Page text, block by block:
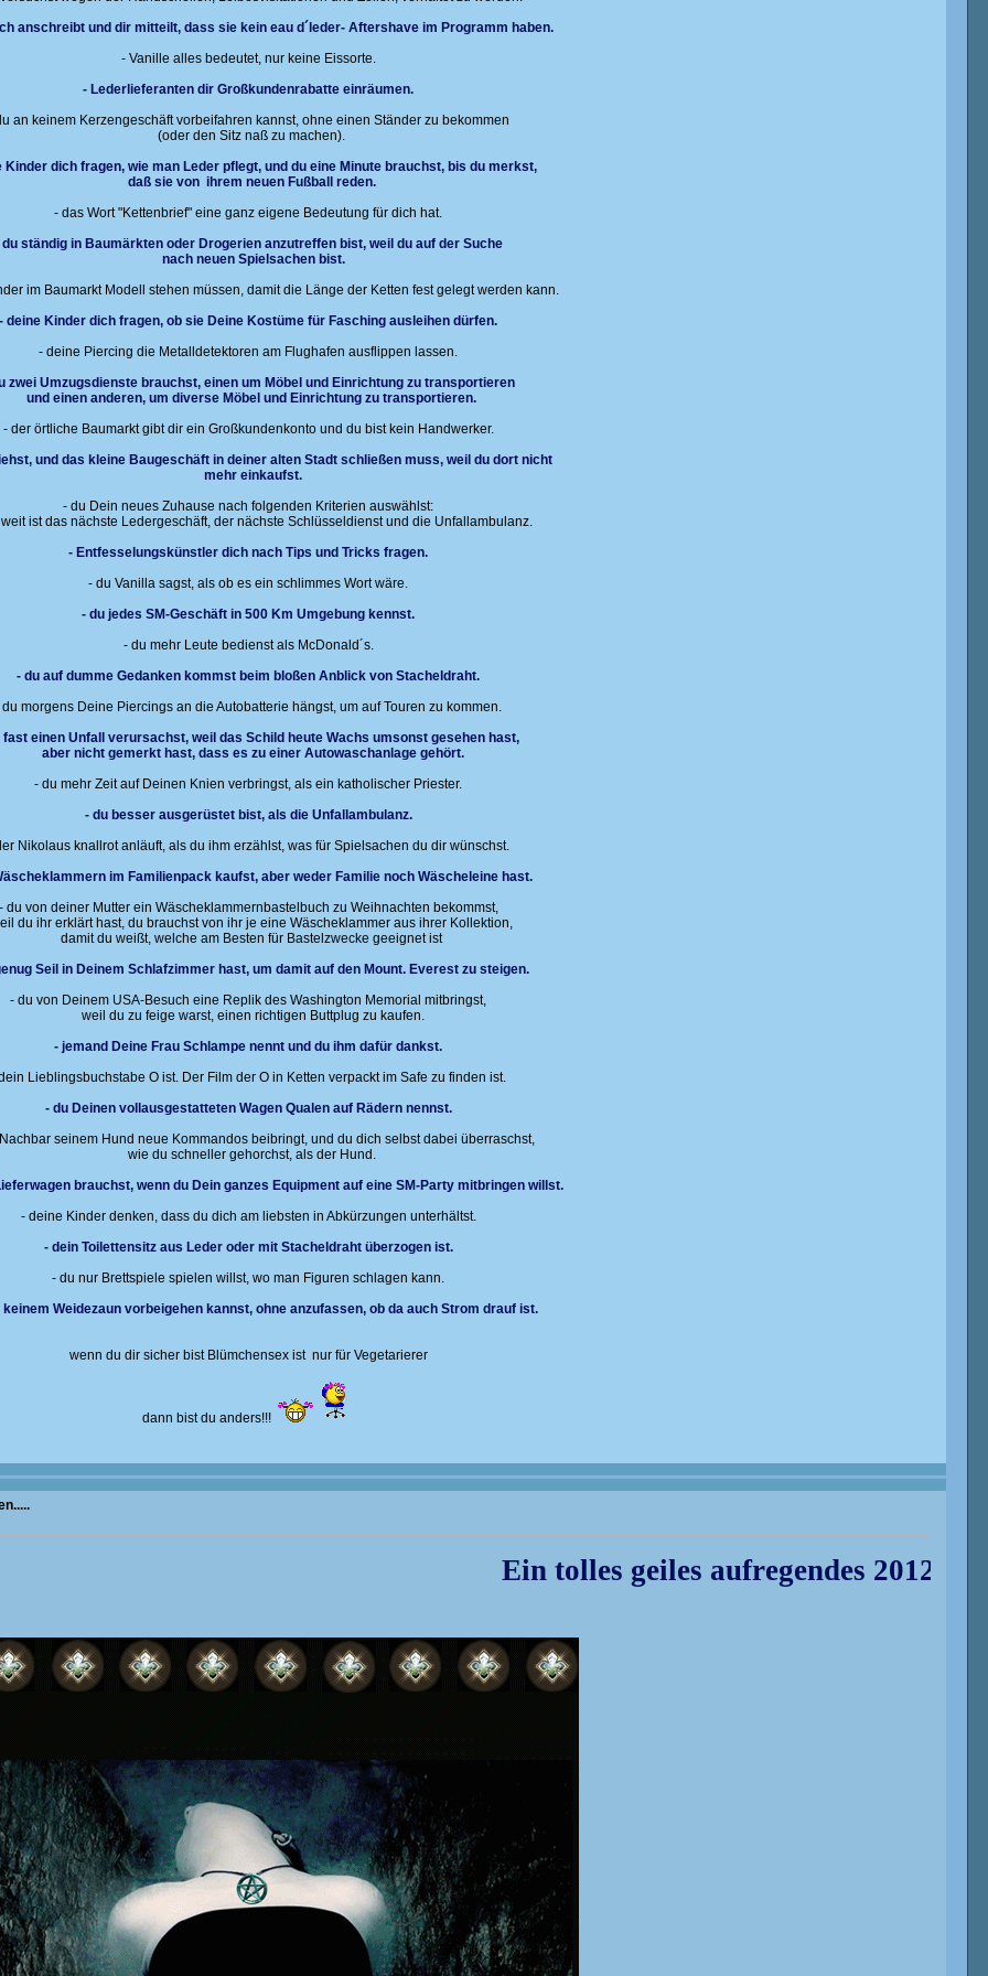
anschreibt und dir mitteilt, dass sie kein eau d´leder- Aftershave im Programm haben.
- Vanille alles bedeutet, nur keine Eissorte.
- Lederlieferanten dir Großkundenrabatte einräumen.
an keinem Kerzengeschäft vorbeifahren kannst, ohne einen Ständer zu bekommen
(oder den Sitz naß zu machen).
Kinder dich fragen, wie man Leder pflegt, und du eine Minute brauchst, bis du merkst,
daß sie von ihrem neuen Fußball reden.
- das Wort "Kettenbrief" eine ganz eigene Bedeutung für dich hat.
du ständig in Baumärkten oder Drogerien anzutreffen bist, weil du auf der Suche
nach neuen Spielsachen bist.
im Baumarkt Modell stehen müssen, damit die Länge der Ketten fest gelegt werden kann.
- deine Kinder dich fragen, ob sie Deine Kostüme für Fasching ausleihen dürfen.
- deine Piercing die Metalldetektoren am Flughafen ausflippen lassen.
zwei Umzugsdienste brauchst, einen um Möbel und Einrichtung zu transportieren
und einen anderen, um diverse Möbel und Einrichtung zu transportieren.
- der örtliche Baumarkt gibt dir ein Großkundenkonto und du bist kein Handwerker.
und das kleine Baugeschäft in deiner alten Stadt schließen muss, weil du dort nicht
mehr einkaufst.
- du Dein neues Zuhause nach folgenden Kriterien auswählst:
ist das nächste Ledergeschäft, der nächste Schlüsseldienst und die Unfallambulanz.
- Entfesselungskünstler dich nach Tips und Tricks fragen.
- du Vanilla sagst, als ob es ein schlimmes Wort wäre.
- du jedes SM-Geschäft in 500 Km Umgebung kennst.
- du mehr Leute bedienst als McDonald´s.
- du auf dumme Gedanken kommst beim bloßen Anblick von Stacheldraht.
du morgens Deine Piercings an die Autobatterie hängst, um auf Touren zu kommen.
fast einen Unfall verursachst, weil das Schild heute Wachs umsonst gesehen hast,
aber nicht gemerkt hast, dass es zu einer Autowaschanlage gehört.
- du mehr Zeit auf Deinen Knien verbringst, als ein katholischer Priester.
- du besser ausgerüstet bist, als die Unfallambulanz.
Nikolaus knallrot anläuft, als du ihm erzählst, was für Spielsachen du dir wünschst.
im Familienpack kaufst, aber weder Familie noch Wäscheleine hast.
- du von deiner Mutter ein Wäscheklammernbastelbuch zu Weihnachten bekommst,
du ihr erklärt hast, du brauchst von ihr je eine Wäscheklammer aus ihrer Kollektion,
damit du weißt, welche am Besten für Bastelzwecke geeignet ist
Seil in Deinem Schlafzimmer hast, um damit auf den Mount. Everest zu steigen.
- du von Deinem USA-Besuch eine Replik des Washington Memorial mitbringst,
weil du zu feige warst, einen richtigen Buttplug zu kaufen.
- jemand Deine Frau Schlampe nennt und du ihm dafür dankst.
Lieblingsbuchstabe O ist. Der Film der O in Ketten verpackt im Safe zu finden ist.
- du Deinen vollausgestatteten Wagen Qualen auf Rädern nennst.
seinem Hund neue Kommandos beibringt, und du dich selbst dabei überraschst,
wie du schneller gehorchst, als der Hund.
brauchst, wenn du Dein ganzes Equipment auf eine SM-Party mitbringen willst.
- deine Kinder denken, dass du dich am liebsten in Abkürzungen unterhältst.
- dein Toilettensitz aus Leder oder mit Stacheldraht überzogen ist.
- du nur Brettspiele spielen willst, wo man Figuren schlagen kann.
keinem Weidezaun vorbeigehen kannst, ohne anzufassen, ob da auch Strom drauf ist.
wenn du dir sicher bist Blümchensex ist nur für Vegetarierer
dann bist du anders!!!
Ein tolles geiles aufregendes 2012